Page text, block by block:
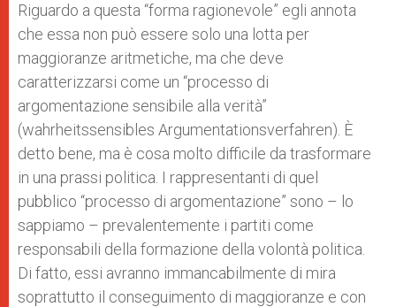
Riguardo a questa “forma ragionevole” egli annota
che essa non può essere solo una lotta per
maggioranze aritmetiche, ma che deve
caratterizzarsi come un “processo di
argomentazione sensibile alla verità”
(wahrheitssensibles Argumentationsverfahren). È
detto bene, ma è cosa molto difficile da trasformare
in una prassi politica. I rappresentanti di quel
pubblico “processo di argomentazione” sono – lo
sappiamo – prevalentemente i partiti come
responsabili della formazione della volontà politica.
Di fatto, essi avranno immancabilmente di mira
soprattutto il conseguimento di maggioranze e con